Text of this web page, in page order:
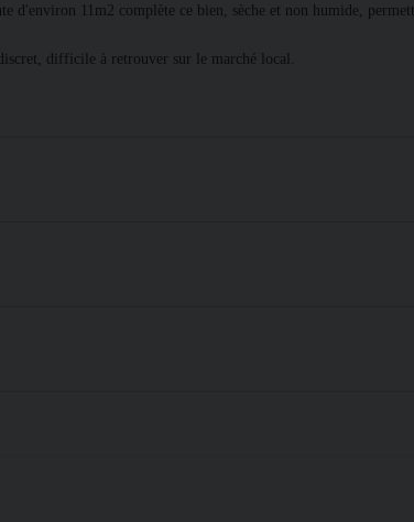
d'environ 11m2 complète ce bien, sèche et non humide,
difficile à retrouver sur le marché local.